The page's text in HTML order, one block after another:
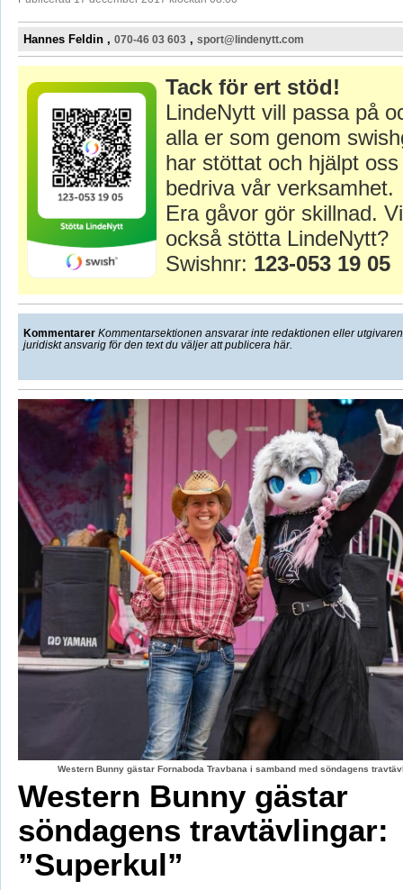
Hannes Feldin , 070-46 03 603, sport@lindenytt.com
Tack för ert stöd!
LindeNytt vill passa på
alla er som genom
har stöttat och hjälpt
bedriva vår verksamhet.
Era gåvor gör skillnad.
också stötta LindeNytt?
Swishnr: 123-053 19 05
Kommentarer Kommentarsektionen ansvarar inte redaktionen eller
juridiskt ansvarig för den text du väljer att publicera här.
Western Bunny gästar Fornaboda Travbana i samband med söndagens
Western Bunny gästar
söndagens travtävlingar:
”Superkul”